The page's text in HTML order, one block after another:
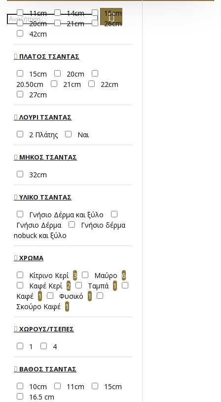
11cm 14cm
15cm
20cm
21cm
26cm
42cm
ΠΛΆΤΟΣ ΤΣΆΝΤΑΣ
15cm
20cm
20.50cm
21cm
22cm
27cm
ΛΟΥΡΊ ΤΣΆΝΤΑΣ
2 Πλάτης Ναι
ΜΉΚΟΣ ΤΣΆΝΤΑΣ
32cm
ΥΛΙΚΌ ΤΣΆΝΤΑΣ
Γνήσιο Δέρμα και ξύλο
Γνήσιο Δέρμα
Γνήσιο δέρμα
nobuck και ξύλο
ΧΡΩΜΑ
Κίτρινο Κερί 3 Μαύρο 6
Καφέ Κερί 2 Ταμπά 1
Καφέ 1 Φυσικό 1
Σκούρο Καφέ 1
ΧΏΡΟΥΣ/ΤΣΈΠΕΣ
1 4
ΒΆΘΟΣ ΤΣΆΝΤΑΣ
10cm 11cm
15cm
16.5 cm